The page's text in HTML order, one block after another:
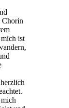
Chorin
ist